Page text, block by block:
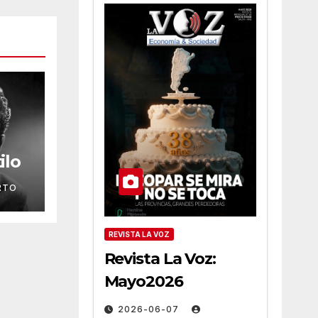
REVISTA LA VOZ
Revista La Voz:
Mayo2026
2026-06-07